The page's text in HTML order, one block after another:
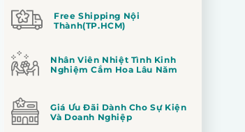
Free Shipping Nội
Thành(TP.HCM)
Nhân Viên Nhiệt Tình Kinh
Nghiệm Cắm Hoa Lâu Năm
Giá Ưu Đãi Dành Cho Sự Kiện
Và Doanh Nghiệp